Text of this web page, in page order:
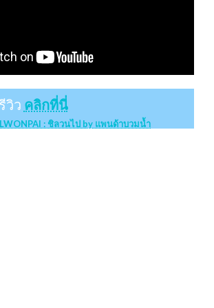
วิว คลิกที่นี่
: ชิลวนไป by แพนด้าบวมน้ำ